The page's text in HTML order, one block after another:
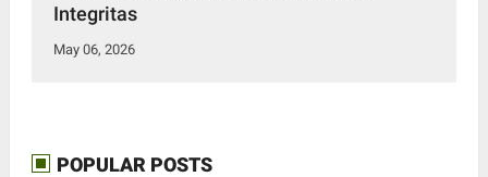
Integritas
May 06, 2026
POPULAR POSTS